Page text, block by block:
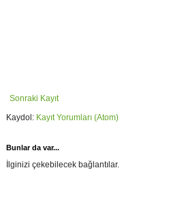
Sonraki Kayıt
Kaydol: Kayıt Yorumları (Atom)
Bunlar da var...
İlginizi çekebilecek bağlantılar.